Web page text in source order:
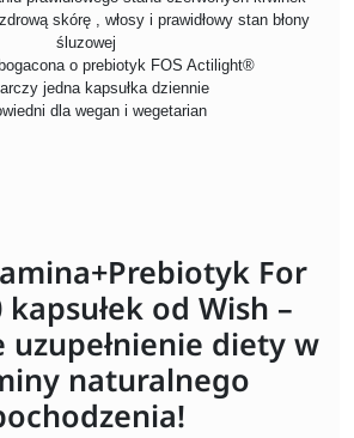
skórę , włosy i prawidłowy stan błony
śluzowej
o prebiotyk FOS Actilight®
jedna kapsułka dziennie
dla wegan i wegetarian
For
kapsułek od Wish –
uzupełnienie diety w
naturalnego